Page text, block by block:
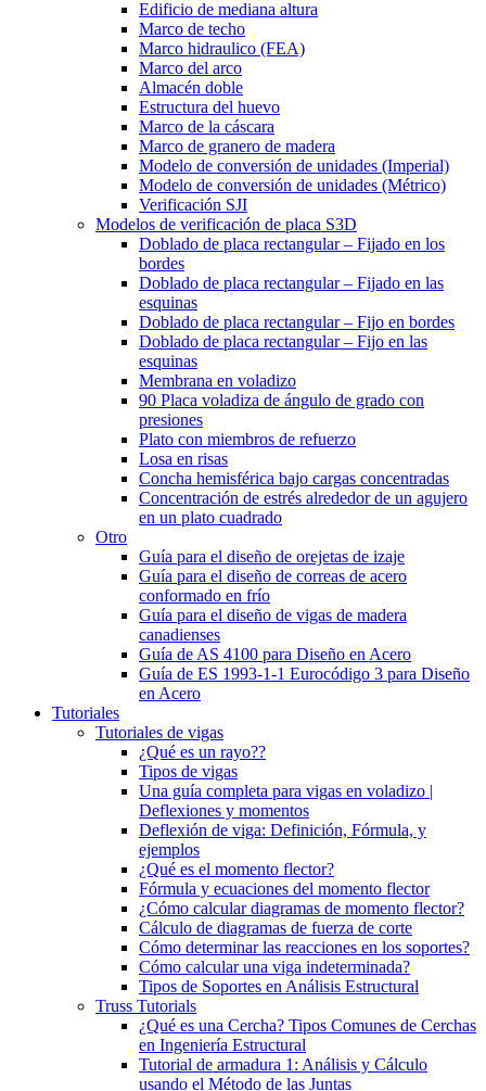
Edificio de mediana altura
Marco de techo
Marco hidraulico (FEA)
Marco del arco
Almacén doble
Estructura del huevo
Marco de la cáscara
Marco de granero de madera
Modelo de conversión de unidades (Imperial)
Modelo de conversión de unidades (Métrico)
Verificación SJI
Modelos de verificación de placa S3D
Doblado de placa rectangular – Fijado en los
bordes
Doblado de placa rectangular – Fijado en las
esquinas
Doblado de placa rectangular – Fijo en bordes
Doblado de placa rectangular – Fijo en las
esquinas
Membrana en voladizo
90 Placa voladiza de ángulo de grado con
presiones
Plato con miembros de refuerzo
Losa en risas
Concha hemisférica bajo cargas concentradas
Concentración de estrés alrededor de un agujero
en un plato cuadrado
Otro
Guía para el diseño de orejetas de izaje
Guía para el diseño de correas de acero
conformado en frío
Guía para el diseño de vigas de madera
canadienses
Guía de AS 4100 para Diseño en Acero
Guía de ES 1993-1-1 Eurocódigo 3 para Diseño
en Acero
Tutoriales
Tutoriales de vigas
¿Qué es un rayo??
Tipos de vigas
Una guía completa para vigas en voladizo |
Deflexiones y momentos
Deflexión de viga: Definición, Fórmula, y
ejemplos
¿Qué es el momento flector?
Fórmula y ecuaciones del momento flector
¿Cómo calcular diagramas de momento flector?
Cálculo de diagramas de fuerza de corte
Cómo determinar las reacciones en los soportes?
Cómo calcular una viga indeterminada?
Tipos de Soportes en Análisis Estructural
Truss Tutorials
¿Qué es una Cercha? Tipos Comunes de Cerchas
en Ingeniería Estructural
Tutorial de armadura 1: Análisis y Cálculo
usando el Método de las Juntas